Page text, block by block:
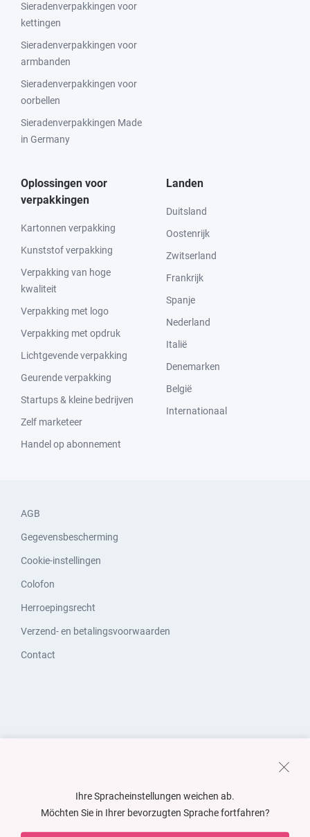
Sieradenverpakkingen voor
kettingen
Sieradenverpakkingen voor
armbanden
Sieradenverpakkingen voor
oorbellen
Sieradenverpakkingen Made
in Germany
Oplossingen voor
verpakkingen
Kartonnen verpakking
Kunststof verpakking
Verpakking van hoge
kwaliteit
Verpakking met logo
Verpakking met opdruk
Lichtgevende verpakking
Geurende verpakking
Startups & kleine bedrijven
Zelf marketeer
Handel op abonnement
Landen
Duitsland
Oostenrijk
Zwitserland
Frankrijk
Spanje
Nederland
Italië
Denemarken
België
Internationaal
AGB
Gegevensbescherming
Cookie-instellingen
Colofon
Herroepingsrecht
Verzend- en betalingsvoorwaarden
Contact
Ihre Spracheinstellungen weichen ab.
Möchten Sie in Ihrer bevorzugten Sprache fortfahren?